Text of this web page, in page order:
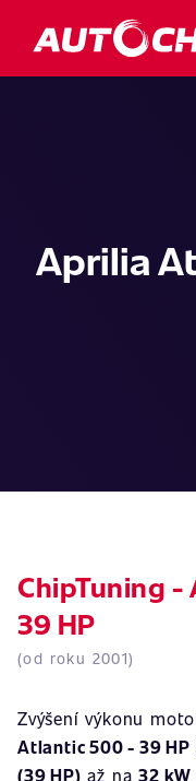
Aprilia
ChipTuning
39 HP
(od roku 2001)
Zvýšení výkonu
Atlantic 500 - 39 HP
(39 HP) až na32 kW